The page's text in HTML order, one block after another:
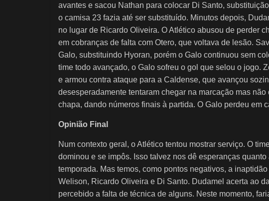
avantes e sacou Nathan para colocar Di Santo,
o camisa 23 fazia até ser substituído. Minutos depois,
no lugar de Ricardo Oliveira. O Atlético abusou de perder
em cobranças de falta com Otero, que voltava de lesão.
Galo, substituindo Hyoran, porém o Galo continuou sem
time todo avançado, o Galo sofreu o gol que selou o jogo.
e armou contra ataque para a Caldense, que avançou
desesperadamente tentaram chegar na marcação mas
chapa, dando números finais à partida. O Galo perdeu em
Opinião Final
Num contexto geral, o Atlético tentou mostrar serviço. O
dominou e se impôs. Isso talvez nos dê esperanças
temporada. Mas temos, como pontos negativos, a
Welison, Ricardo Oliveira e Di Santo. Dudamel acerta ao
percebido a falta de técnica de alguns. Neste momento,